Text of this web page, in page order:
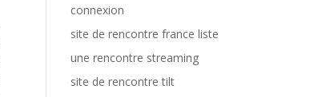
connexion
site de rencontre france liste
une rencontre streaming
site de rencontre tilt